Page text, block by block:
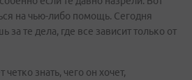
на чью-либо помощь. Сегодня
за те дела, где все зависит только от
четко знать, чего он хочет,